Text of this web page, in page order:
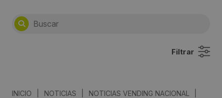
Filtrar
INICIO NOTICIAS NOTICIAS VENDING NACIONAL